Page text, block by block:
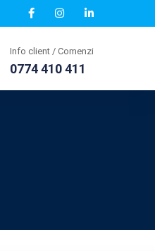
Info client / Comenzi
0774 410 411